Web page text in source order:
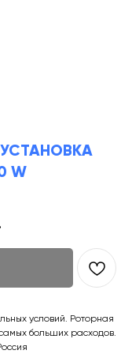
W
условий. Роторная
больших расходов.